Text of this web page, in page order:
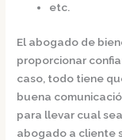
etc.
El abogado de
proporcionar
caso, todo tiene
buena
para llevar cual
abogado a cliente